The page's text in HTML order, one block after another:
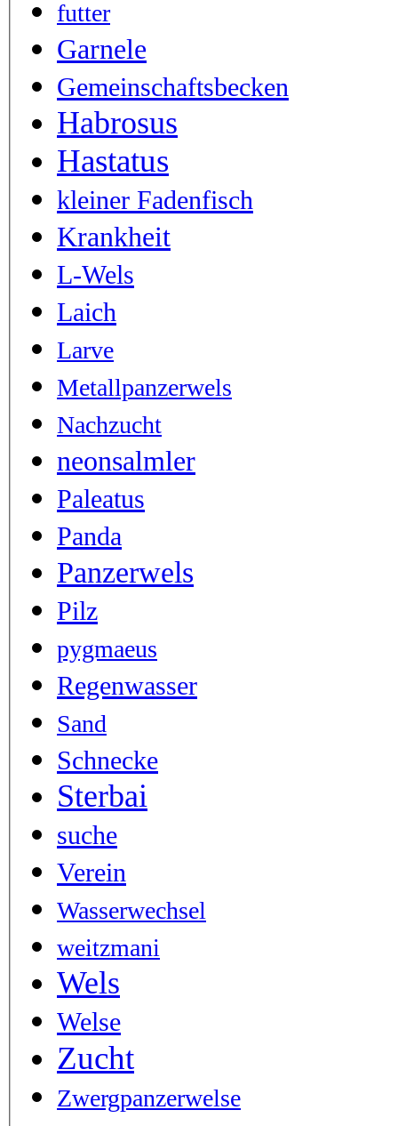
futter
Garnele
Gemeinschaftsbecken
Habrosus
Hastatus
kleiner Fadenfisch
Krankheit
L-Wels
Laich
Larve
Metallpanzerwels
Nachzucht
neonsalmler
Paleatus
Panda
Panzerwels
Pilz
pygmaeus
Regenwasser
Sand
Schnecke
Sterbai
suche
Verein
Wasserwechsel
weitzmani
Wels
Welse
Zucht
Zwergpanzerwelse